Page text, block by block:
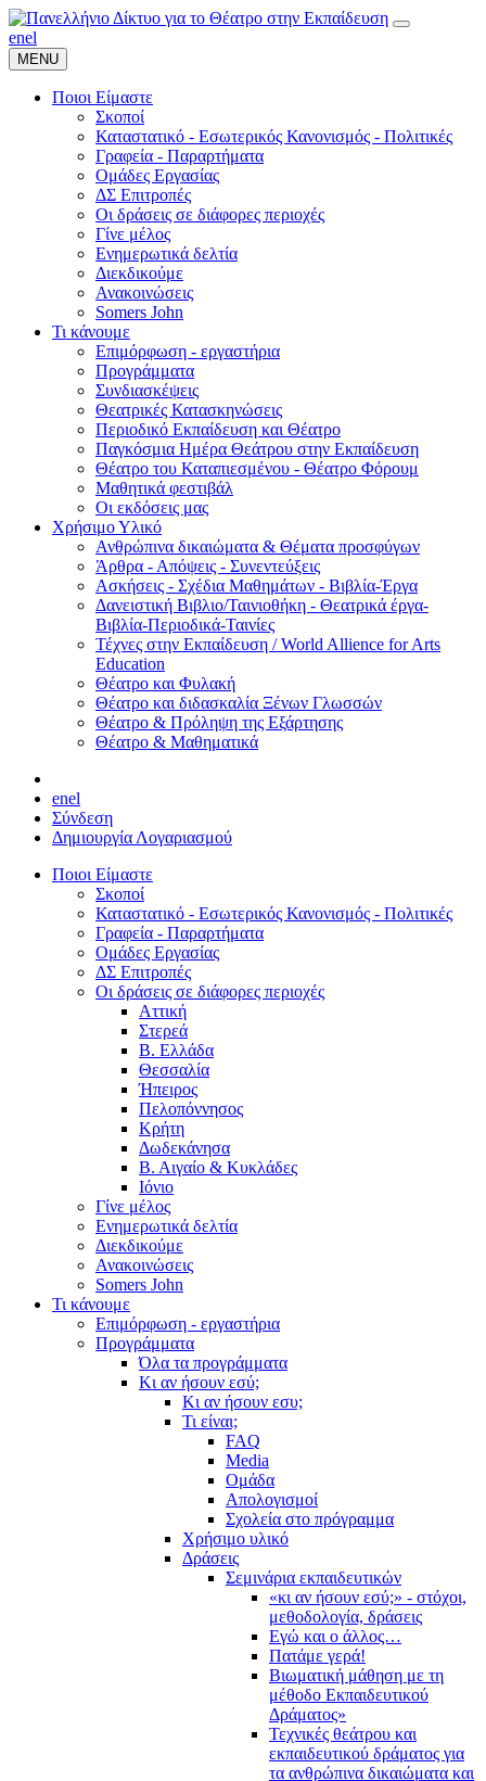
enel
MENU
Ποιοι Είμαστε
Σκοποί
Καταστατικό - Εσωτερικός Κανονισμός - Πολιτικές
Γραφεία - Παραρτήματα
Ομάδες Εργασίας
ΔΣ Επιτροπές
Οι δράσεις σε διάφορες περιοχές
Γίνε μέλος
Ενημερωτικά δελτία
Διεκδικούμε
Ανακοινώσεις
Somers John
Τι κάνουμε
Επιμόρφωση - εργαστήρια
Προγράμματα
Συνδιασκέψεις
Θεατρικές Κατασκηνώσεις
Περιοδικό Εκπαίδευση και Θέατρο
Παγκόσμια Ημέρα Θεάτρου στην Εκπαίδευση
Θέατρο του Καταπιεσμένου - Θέατρο Φόρουμ
Μαθητικά φεστιβάλ
Οι εκδόσεις μας
Χρήσιμο Υλικό
Ανθρώπινα δικαιώματα & Θέματα προσφύγων
Άρθρα - Απόψεις - Συνεντεύξεις
Ασκήσεις - Σχέδια Μαθημάτων - Βιβλία-Έργα
Δανειστική Βιβλιο/Ταινιοθήκη - Θεατρικά έργα-
Βιβλία-Περιοδικά-Ταινίες
Τέχνες στην Εκπαίδευση / World Allience for Arts
Education
Θέατρο και Φυλακή
Θέατρο και διδασκαλία Ξένων Γλωσσών
Θέατρο & Πρόληψη της Εξάρτησης
Θέατρο & Μαθηματικά
enel
Σύνδεση
Δημιουργία Λογαριασμού
Ποιοι Είμαστε
Σκοποί
Καταστατικό - Εσωτερικός Κανονισμός - Πολιτικές
Γραφεία - Παραρτήματα
Ομάδες Εργασίας
ΔΣ Επιτροπές
Οι δράσεις σε διάφορες περιοχές
Αττική
Στερεά
Β. Ελλάδα
Θεσσαλία
Ήπειρος
Πελοπόννησος
Κρήτη
Δωδεκάνησα
Β. Αιγαίο & Κυκλάδες
Ιόνιο
Γίνε μέλος
Ενημερωτικά δελτία
Διεκδικούμε
Ανακοινώσεις
Somers John
Τι κάνουμε
Επιμόρφωση - εργαστήρια
Προγράμματα
Όλα τα προγράμματα
Κι αν ήσουν εσύ;
Κι αν ήσουν εσυ;
Τι είναι;
FAQ
Media
Ομάδα
Απολογισμοί
Σχολεία στο πρόγραμμα
Χρήσιμο υλικό
Δράσεις
Σεμινάρια εκπαιδευτικών
«κι αν ήσουν εσύ;» - στόχοι,
μεθοδολογία, δράσεις
Εγώ και ο άλλος…
Πατάμε γερά!
Βιωματική μάθηση με τη
μέθοδο Εκπαιδευτικού
Δράματος»
Τεχνικές θεάτρου και
εκπαιδευτικού δράματος για
τα ανθρώπινα δικαιώματα και